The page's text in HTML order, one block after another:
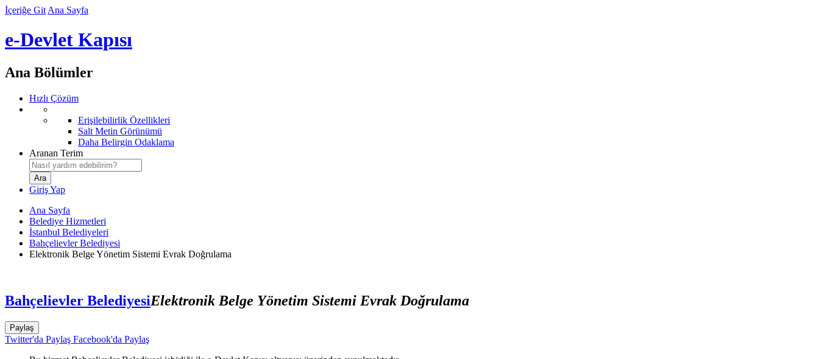
İçeriğe Git Ana Sayfa
e-Devlet Kapısı
Ana Bölümler
Hızlı Çözüm
Erişilebilirlik Özellikleri
Salt Metin Görünümü
Daha Belirgin Odaklama
Aranan Terim
Giriş Yap
Ana Sayfa
Belediye Hizmetleri
İstanbul Belediyeleri
Bahçelievler Belediyesi
Elektronik Belge Yönetim Sistemi Evrak Doğrulama
Bahçelievler BelediyesiElektronik Belge Yönetim Sistemi Evrak Doğrulama
Paylaş
Twitter'da Paylaş Facebook'da Paylaş